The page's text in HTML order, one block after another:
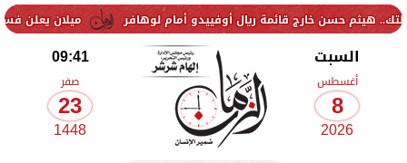
ميلان يعلن فسخ عقد خارج قائمة ريال أوفييدو أمام لوهافر
السبت
أغسطس
8
2026
09:41
صفر
23
1448